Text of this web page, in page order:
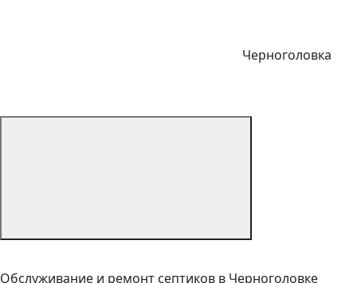
Черноголовка
Обслуживание и ремонт септиков в Черноголовке